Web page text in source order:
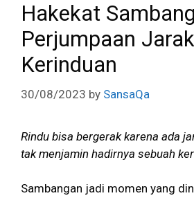
Hakekat
Perjumpaan
Kerinduan
30/08/2023 by SansaQa
Rindu bisa bergerak karena ada
tak menjamin hadirnya sebuah
Sambangan jadi momen yang